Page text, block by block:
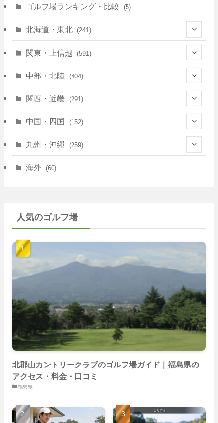
ゴルフ場ランキング・比較 (5)
北海道・東北 (241)
(128)
(10)
(35)
(30)
関東・上信越 (591)
(146)
(40)
(72)
(14)
(103)
中部・北陸 (404)
(13)
(83)
(11)
(78)
(40)
(22)
関西・近畿 (291)
(39)
(25)
中国・四国 (152)
(7)
(39)
(40)
(14)
九州・沖縄 (259)
(28)
(22)
(23)
(22)
(26)
海外 (60)
人気のゴルフ場
北郡山カントリークラブのゴルフ場ガイド｜福島県の
アクセス・料金・口コミ
福島県